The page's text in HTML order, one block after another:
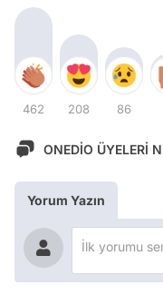
462 208 86
ONEDİO ÜYELERİ
Yorum Yazın